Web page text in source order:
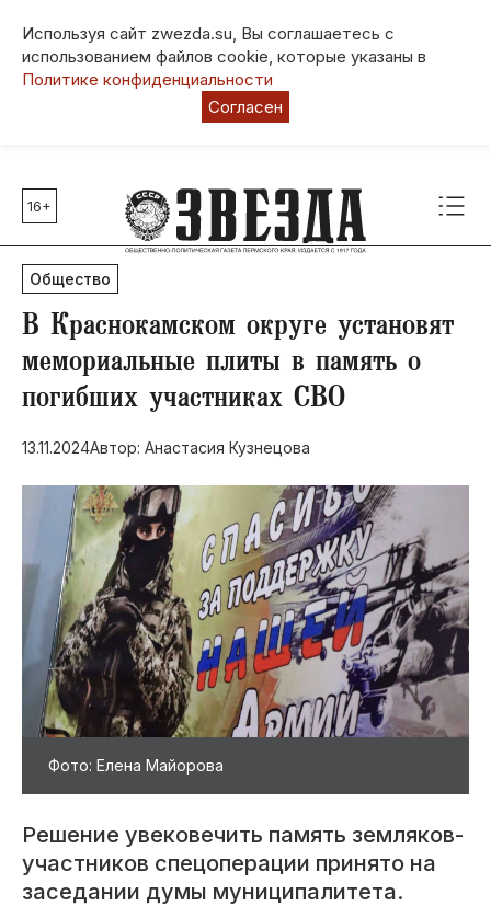
Используя сайт zwezda.su, Вы соглашаетесь с
использованием файлов cookie, которые указаны в
Политике конфиденциальности
Согласен
Главные темы
80 лет Победы
Молодежная столица РФ
СВО
Социальная поддержка
Инфраструктура
Благоустройство
16+
Общество
​В Краснокамском округе установят
мемориальные плиты в память о
погибших участниках СВО
13.11.2024Автор: Анастасия Кузнецова
Фото: Елена Майорова
Решение увековечить память земляков-
участников спецоперации принято на
заседании думы муниципалитета.